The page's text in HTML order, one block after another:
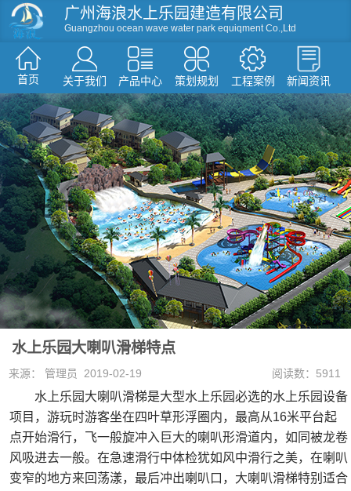
广州海浪水上乐园建造有限公司
Guangzhou ocean wave water park equiqment Co.,Ltd
首页 关于我们 产品中心 策划规划 工程案例 新闻资讯
资讯
滑梯系列 人工造浪 戏水小品
水屋水寨
环流河设备
温泉水疗设备
游泳池设备
假山造型仿真树
水上乐园大喇叭滑梯特点
来源： 管理员 2019-02-19 阅读数：5911
水上乐园大喇叭滑梯是大型水上乐园必选的水上乐园设备
项目，游玩时游客坐在四叶草形浮圈内，最高从16米平台起
点开始滑行，飞一般旋冲入巨大的喇叭形滑道内，如同被龙卷
风吸进去一般。在急速滑行中体检犹如风中滑行之美，在喇叭
变窄的地方来回荡漾，最后冲出喇叭口，大喇叭滑梯特别适合